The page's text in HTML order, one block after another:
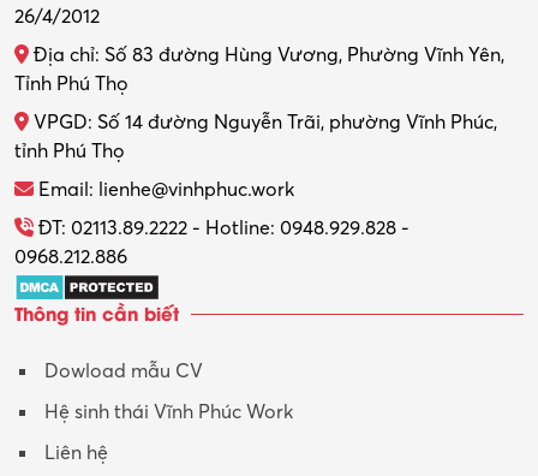
26/4/2012
Địa chỉ: Số 83 đường Hùng Vương, Phường Vĩnh Yên,
Tỉnh Phú Thọ
VPGD: Số 14 đường Nguyễn Trãi, phường Vĩnh Phúc,
tỉnh Phú Thọ
Email: lienhe@vinhphuc.work
ĐT: 02113.89.2222 - Hotline: 0948.929.828 -
0968.212.886
Thông tin cần biết
Dowload mẫu CV
Hệ sinh thái Vĩnh Phúc Work
Liên hệ